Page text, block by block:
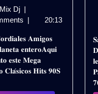
Dj RETRO
CLASICOS
90S
–
EXTENDED
2025
|
| 20:13
𝐀𝐦𝐢𝐠𝐨𝐬
𝐞𝐧𝐭𝐞𝐫𝐨𝐀𝐪𝐮𝐢
𝐞𝐬𝐭𝐞 𝐌𝐞𝐠𝐚
𝐂𝐥𝐚́𝐬𝐢𝐜𝐨𝐬 𝐇𝐢𝐭𝐬 𝟗𝟎𝐒